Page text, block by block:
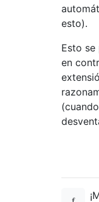
esto).
Esto
en